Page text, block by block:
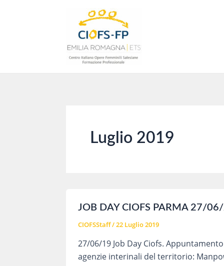
Luglio 2019
JOB DAY CIOFS PARMA 27/
CIOFSStaff/22 Luglio 2019
27/06/19 Job Day Ciofs.
agenzie interinali del territorio: